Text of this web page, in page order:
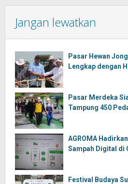
Jangan lewatkan
Pasar Hewan
Lengkap dengan
Pasar Merdeka
Tampung 450
AGROMA
Sampah Digital di
Festival Budaya